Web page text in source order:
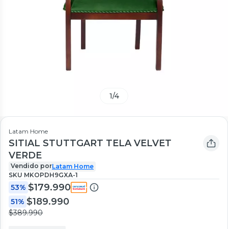
1/4
Latam Home
SITIAL STUTTGART TELA VELVET
VERDE
Vendido porLatam Home
SKU MKOPDH9GXA-1
53% $179.990
51% $189.990
$389.990